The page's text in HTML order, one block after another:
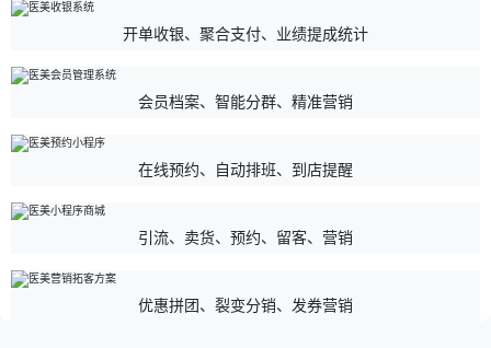
开单收银、聚合支付、业绩提成统计
会员档案、智能分群、精准营销
在线预约、自动排班、到店提醒
引流、卖货、预约、留客、营销
优惠拼团、裂变分销、发券营销